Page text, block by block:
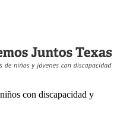
con discapacidad y